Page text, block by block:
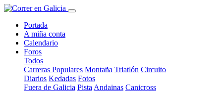
Portada
A miña conta
Calendario
Foros
Todos
Carreras Populares Montaña Triatlón Circuito
Diarios Kedadas Fotos
Fuera de Galicia Pista Andainas Canicross